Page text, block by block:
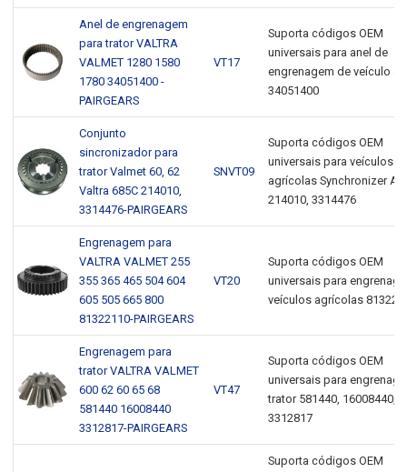
Anel de engrenagem
para trator VALTRA
VALMET 1280 1580
1780 34051400 -
PAIRGEARS
VT17
Suporta códigos OEM
universais para anel de
engrenagem de veículo
34051400
Conjunto
sincronizador para
trator Valmet 60, 62
Valtra 685C 214010,
3314476-PAIRGEARS
SNVT09
Suporta códigos OEM
universais para veículos
agrícolas Synchronizer
214010, 3314476
Engrenagem para
VALTRA VALMET 255
355 365 465 504 604
605 505 665 800
81322110-PAIRGEARS
VT20
Suporta códigos OEM
universais para
veículos agrícolas
Engrenagem para
trator VALTRA VALMET
600 62 60 65 68
581440 16008440
3312817-PAIRGEARS
VT47
Suporta códigos OEM
universais para
trator 581440, 16008440,
3312817
Suporta códigos OEM